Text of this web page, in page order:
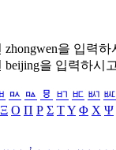
zhongwen을 입력하
beijing을 입력하시
ㅯ ㅰ ㅱ ㅲ ㅳ ㅴ ㅵ
Ξ Ο Π Ρ Σ ΤΥ Φ Χ Ψ